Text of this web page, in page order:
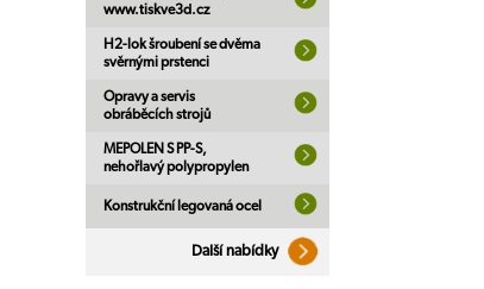
www.tiskve3d.cz
H2-lok šroubení se dvěma
svěrnými prstenci
Opravy a servis
obráběcích strojů
MEPOLEN S PP-S,
nehořlavý polypropylen
Konstrukční legovaná ocel
Další nabídky